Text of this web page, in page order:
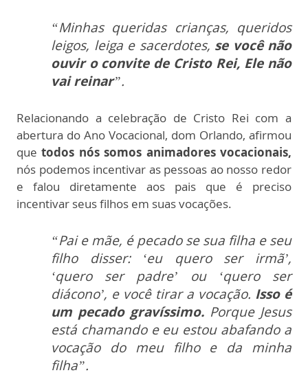
“Minhas queridas crianças, queridos
leigos, leiga e sacerdotes, se você não
ouvir o convite de Cristo Rei, Ele não
vai reinar”.
Relacionando a celebração de Cristo Rei com a
abertura do Ano Vocacional, dom Orlando, afirmou
quetodos nós somos animadores vocacionais,
nós podemos incentivar as pessoas ao nosso redor
e falou diretamente aos pais que é preciso
incentivar seus filhos em suas vocações.
“Pai e mãe, é pecado se sua filha e seu
filho disser: ‘eu quero ser irmã’,
‘quero ser padre’ ou ‘quero ser
diácono’, e você tirar a vocação. Isso é
um pecado gravíssimo. Porque Jesus
está chamando e eu estou abafando a
vocação do meu filho e da minha
filha”.